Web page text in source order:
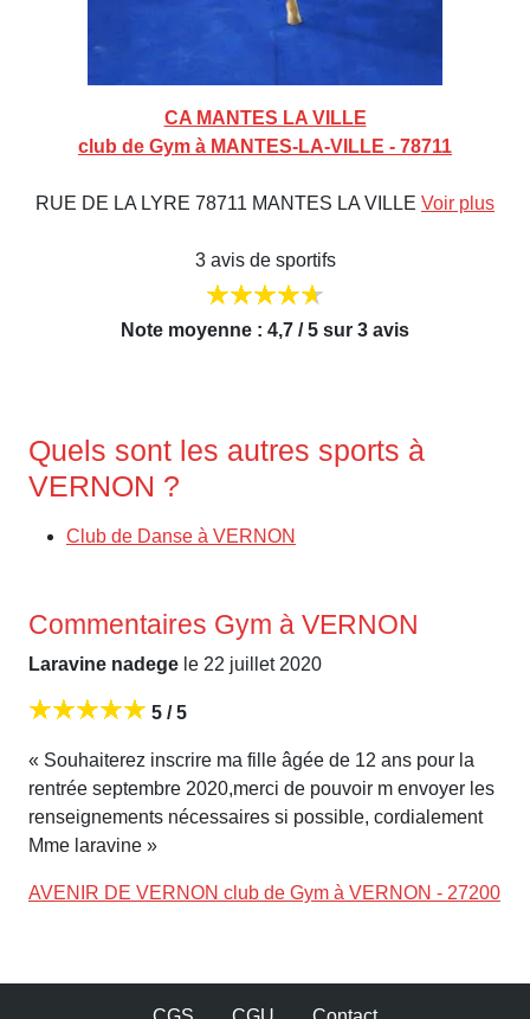
CA MANTES LA VILLE
club de Gym à MANTES-LA-VILLE - 78711
RUE DE LA LYRE 78711 MANTES LA VILLE Voir plus
3 avis de sportifs
Note moyenne : 4,7 / 5 sur 3 avis
Quels sont les autres sports à
VERNON ?
Club de Danse à VERNON
Commentaires Gym à VERNON
Laravine nadege le 22 juillet 2020
5 / 5
« Souhaiterez inscrire ma fille âgée de 12 ans pour la
rentrée septembre 2020,merci de pouvoir m envoyer les
renseignements nécessaires si possible, cordialement
Mme laravine »
AVENIR DE VERNON club de Gym à VERNON - 27200